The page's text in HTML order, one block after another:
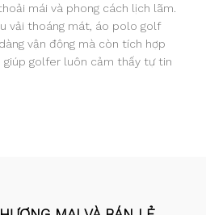
mái và phong cách lịch lãm.
vải thoáng mát, áo polo golf
vận động mà còn tích hợp
giúp golfer luôn cảm thấy tự tin